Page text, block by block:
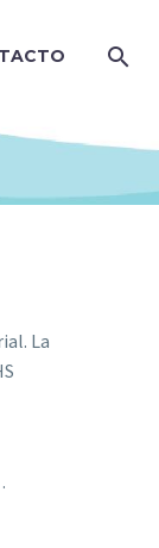
La